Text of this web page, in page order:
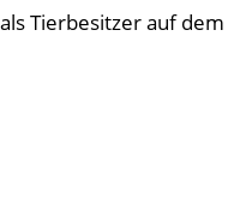
Tierbesitzer auf